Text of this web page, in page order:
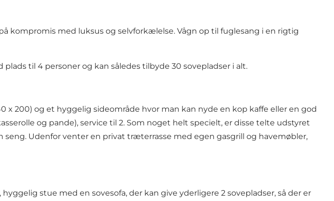
kompromis med luksus og selvforkælelse. Vågn op til fuglesang i en rigtig
til 4 personer og kan således tilbyde 30 sovepladser i alt.
200) og et hyggelig sideområde hvor man kan nyde en kop kaffe eller en god
og pande), service til 2. Som noget helt specielt, er disse telte udstyret
Udenfor venter en privat træterrasse med egen gasgrill og havemøbler,
stue med en sovesofa, der kan give yderligere 2 sovepladser, så der er